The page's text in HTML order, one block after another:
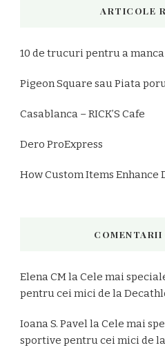
ARTICOLE
10 de trucuri pentru a
Pigeon Square sau Piata
Casablanca – RICK’S Cafe
Dero ProExpress
How Custom Items Enhance
COMENTARII
Elena CMlaCele mai
pentru cei mici de la
Ioana S. PavellaCele mai
sportive pentru cei mici de